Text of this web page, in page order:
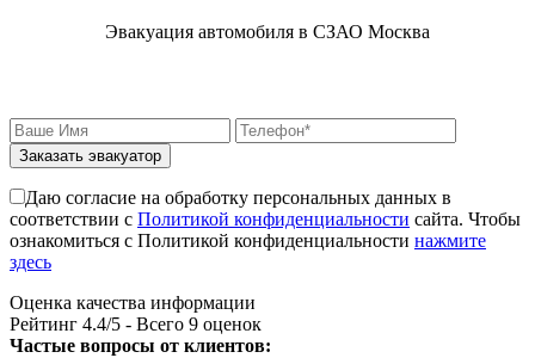
Эвакуация автомобиля в СЗАО Москва
Заказать эвакуатор
Даю согласие на обработку персональных данных в
соответствии с Политикой конфиденциальности сайта. Чтобы
ознакомиться с Политикой конфиденциальности нажмите
здесь
Оценка качества информации
Рейтинг 4.4/5 - Всего 9 оценок
Частые вопросы от клиентов: